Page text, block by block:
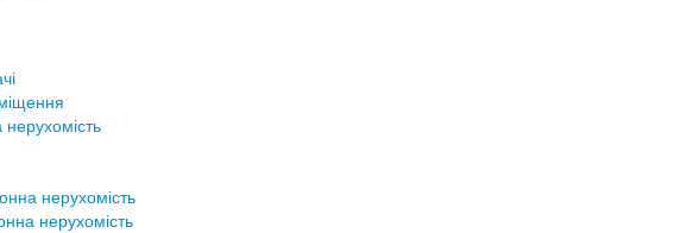
нерухомість
нерухомість